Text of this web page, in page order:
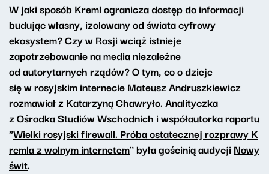
W jaki sposób Kreml ogranicza dostęp do informacji
budując własny, izolowany od świata cyfrowy
ekosystem? Czy w Rosji wciąż istnieje
zapotrzebowanie na media niezależne
od autorytarnych rządów? O tym, co o dzieje
się w rosyjskim internecie Mateusz Andruszkiewicz
rozmawiał z Katarzyną Chawryło. Analityczka
z Ośrodka Studiów Wschodnich i współautorka raportu
"Wielki rosyjski firewall. Próba ostatecznej rozprawy K
remla z wolnym internetem" była gościnią audycji Nowy
świt.